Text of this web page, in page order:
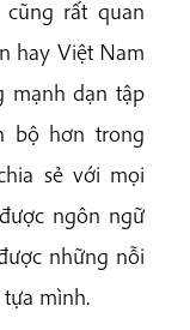
rất quan
hay Việt Nam
mạnh dạn tập
bộ hơn trong
sẻ với mọi
ngôn ngữ
những nỗi
mình.